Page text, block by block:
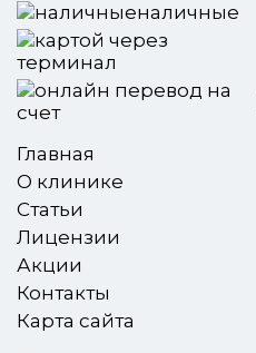
наличные
Главная
О клинике
Статьи
Лицензии
Акции
Контакты
Карта сайта